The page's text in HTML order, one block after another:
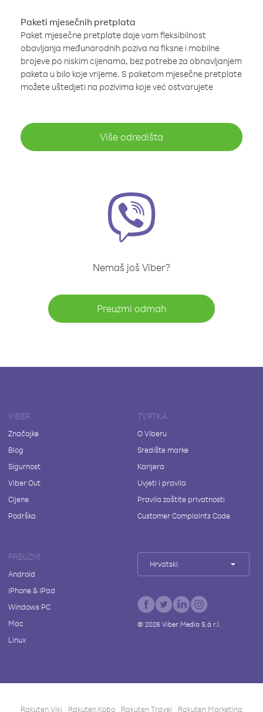
Paketi mjesečnih pretplata
Paket mjesečne pretplate daje vam fleksibilnost
obavljanja međunarodnih poziva na fiksne i mobilne
brojeve po niskim cijenama, bez potrebe za obnavljanjem
paketa u bilo koje vrijeme. S paketom mjesečne pretplate
možete uštedjeti na pozivima koje već ostvarujete
Više odredišta
Nemaš još Viber?
Preuzmi odmah
VIBER
Značajke
Blog
Sigurnost
Viber Out
Cijene
Podrška
TVRTKA
O Viberu
Središte marke
Karijera
Uvjeti i pravila
Pravila zaštite privatnosti
Customer Complaints Code
PREUZMI
Android
iPhone & iPad
Windows PC
Mac
Linux
Hrvatski
© 2026Viber Media S.à r.l.
Rakuten Viki Rakuten Kobo Rakuten Travel Rakuten Marketing